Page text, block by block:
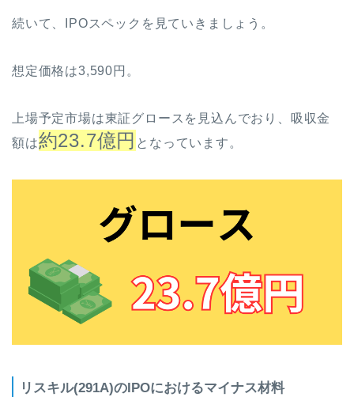
続いて、IPOスペックを見ていきましょう。
想定価格は3,590円。
上場予定市場は東証グロースを見込んでおり、吸収金
額は約23.7億円 となっています。
リスキル(291A)のIPOにおけるマイナス材料